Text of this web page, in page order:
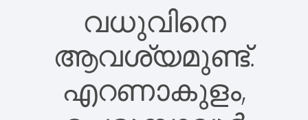
വധുവിനെ
ആവശ്യമുണ്ട്.
എറണാകുളം,